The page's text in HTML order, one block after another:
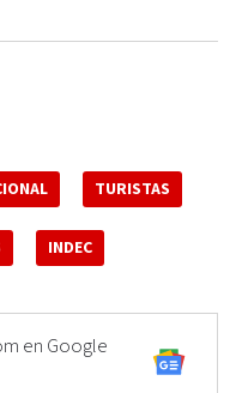
TURISTAS
INDEC
en Google